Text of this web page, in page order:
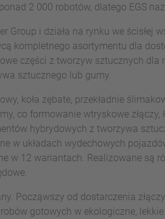
2 000 robotów, dlatego EGS
Group i działa na rynku we ścisłej
kompletnego asortymentu dla
części z tworzyw sztucznych
sztucznego lub gumy.
koła zębate, przekładnie
co formowanie wtryskowe złączy,
hybrydowych z tworzywa
w układach wydechowych
w 12 wariantach. Realizowane są
Począwszy od dostarczenia
gotowych w ekologiczne,